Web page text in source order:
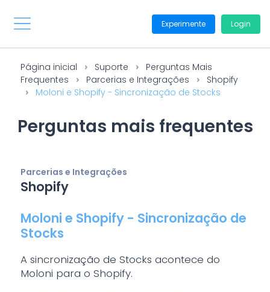
Experimente Login
Página inicial Suporte
Perguntas Mais
Frequentes
Parcerias e Integrações
Shopify
Moloni e Shopify - Sincronização de Stocks
Perguntas mais frequentes
Parcerias e Integrações
Shopify
Moloni e Shopify - Sincronização de
Stocks
A sincronização de Stocks acontece do
Moloni para o Shopify.